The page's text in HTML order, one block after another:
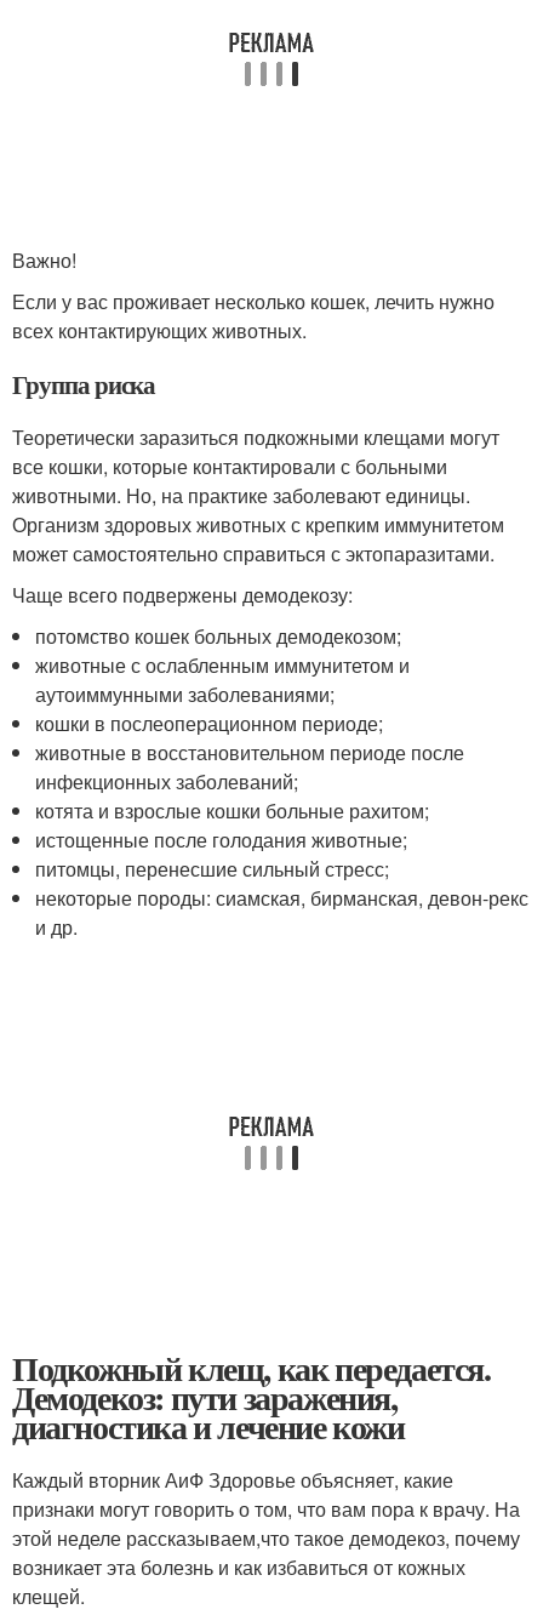
Важно!
Если у вас проживает несколько кошек, лечить нужно
всех контактирующих животных.
Группа риска
Теоретически заразиться подкожными клещами могут
все кошки, которые контактировали с больными
животными. Но, на практике заболевают единицы.
Организм здоровых животных с крепким иммунитетом
может самостоятельно справиться с эктопаразитами.
Чаще всего подвержены демодекозу:
потомство кошек больных демодекозом;
животные с ослабленным иммунитетом и
аутоиммунными заболеваниями;
кошки в послеоперационном периоде;
животные в восстановительном периоде после
инфекционных заболеваний;
котята и взрослые кошки больные рахитом;
истощенные после голодания животные;
питомцы, перенесшие сильный стресс;
некоторые породы: сиамская, бирманская, девон-рекс
и др.
Подкожный клещ, как передается.
Демодекоз: пути заражения,
диагностика и лечение кожи
Каждый вторник АиФ Здоровье объясняет, какие
признаки могут говорить о том, что вам пора к врачу. На
этой неделе рассказываем,что такое демодекоз, почему
возникает эта болезнь и как избавиться от кожных
клещей.